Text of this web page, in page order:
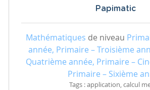
Papimatic
Mathématiques de niveau
année, Primaire – Troisième
Quatrième année, Primaire –
Primaire – Sixième
Tags : application, calcul